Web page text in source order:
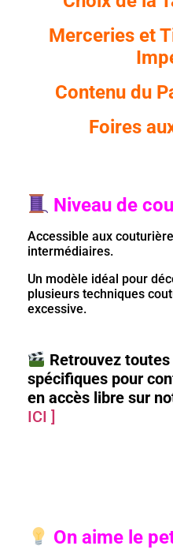
Merceries et
Contenu du
Foires
Niveau de
Accessible aux
intermédiaires.
Un modèle idéal pour
plusieurs techniques
excessive.
Retrouvez
spécifiques pour
en accès libre sur
ICI ]
On aime le